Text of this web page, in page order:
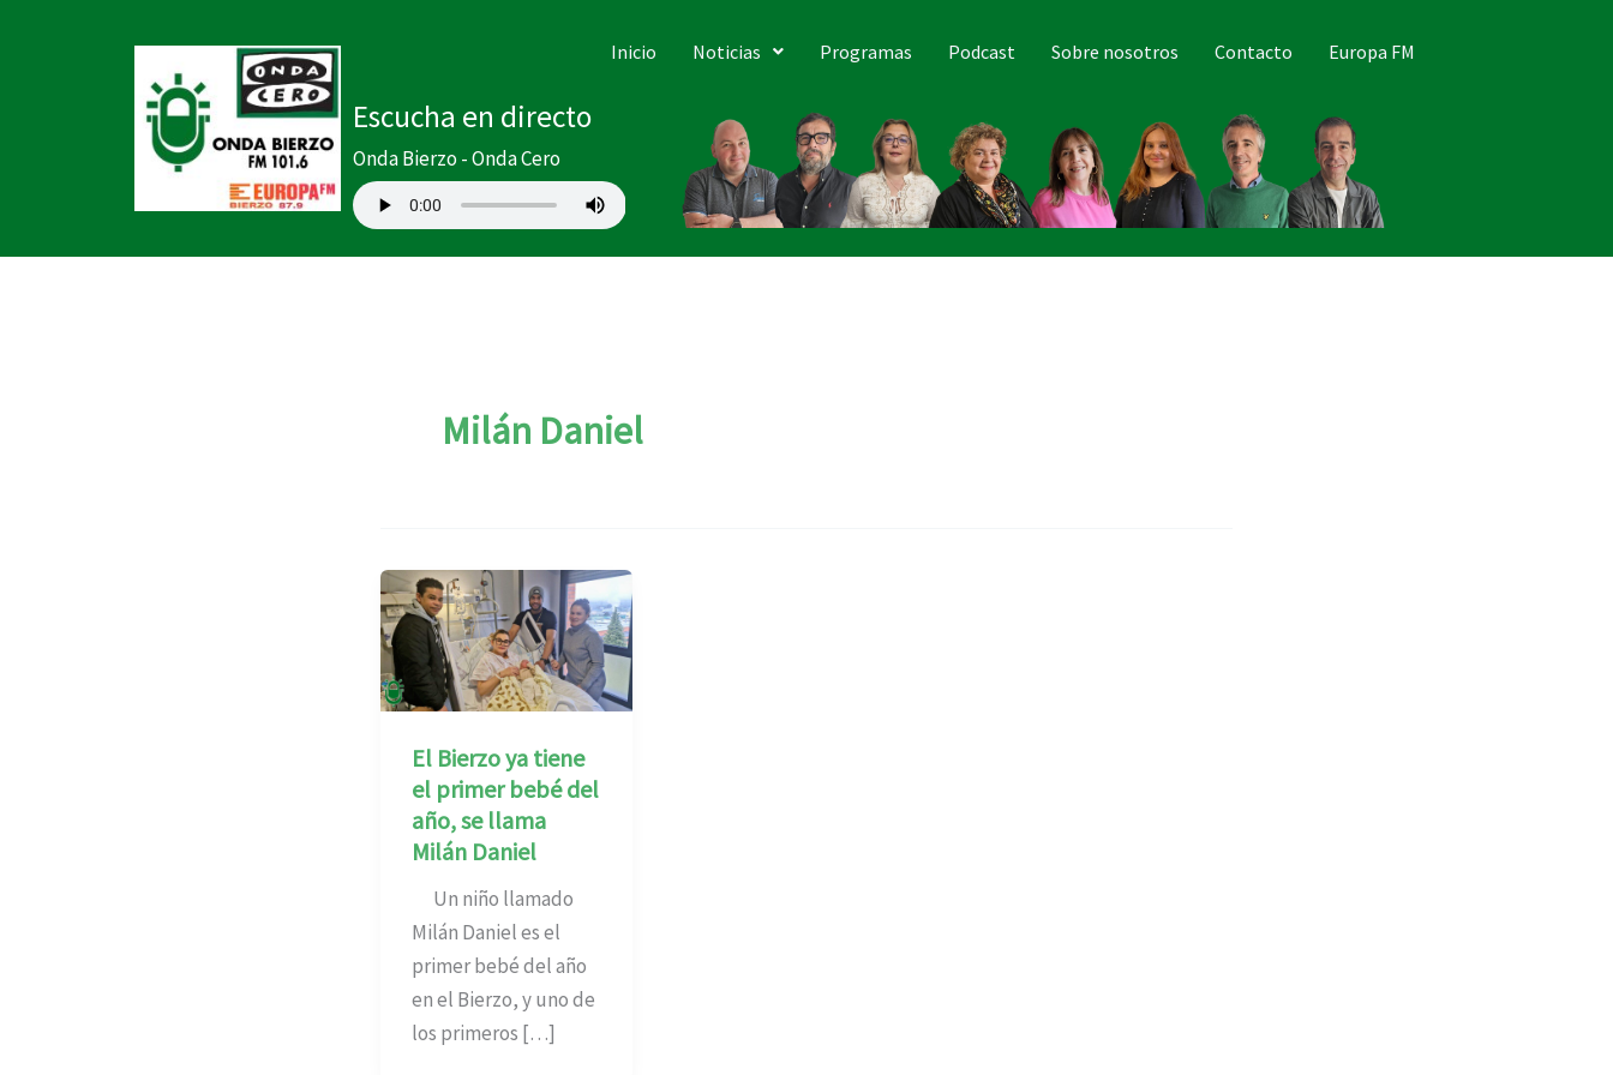
Inicio Noticias Programas Podcast Sobre nosotros Contacto Europa FM
Escucha en directo
Onda Bierzo - Onda Cero
Milán Daniel
El Bierzo ya tiene
el primer bebé del
año, se llama
Milán Daniel
Un niño llamado
Milán Daniel es el
primer bebé del año
en el Bierzo, y uno de
los primeros […]